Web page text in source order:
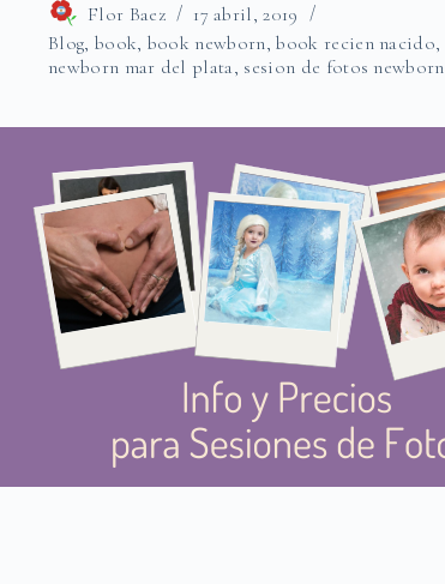
Flor Baez
17 abril, 2019
Blog, book, book newborn,book recien nacido,
newborn mar del plata, sesion de fotos newborn